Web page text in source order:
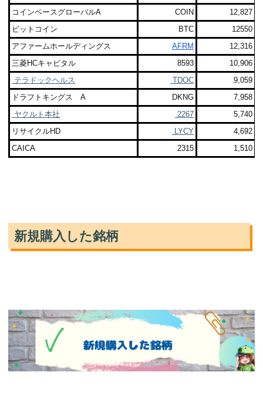
コインベースグローバルA
COIN
12,827
ビットコイン
BTC
12550
アファームホールディングス
AFRM
12,316
三菱HCキャピタル
8593
10,906
テラドックヘルス
TDOC
9,059
ドラフトキングス A
DKNG
7,958
ヤクルト本社
2267
5,740
リサイクルHD
LYCY
4,692
CAICA
2315 1,510
新規購入した銘柄